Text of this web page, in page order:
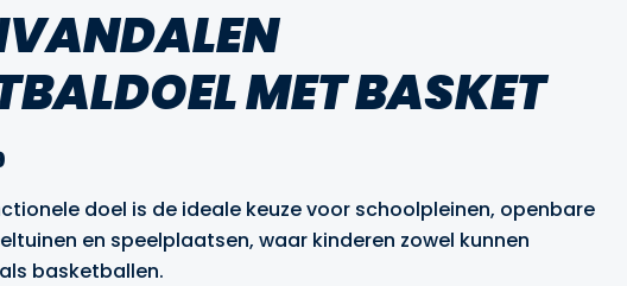
MET BASKET
doel is de ideale keuze voor schoolpleinen, openbare
en speelplaatsen, waar kinderen zowel kunnen
basketballen.